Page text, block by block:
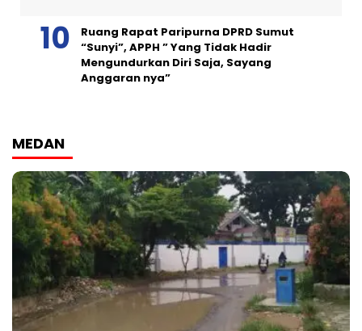
Ruang Rapat Paripurna DPRD Sumut
“Sunyi”, APPH ” Yang Tidak Hadir
Mengundurkan Diri Saja, Sayang
Anggaran nya”
MEDAN